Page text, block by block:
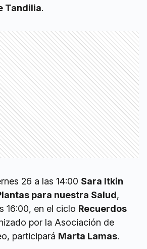
Tandilia.
26 a las 14:00 Sara Itkin
para nuestra Salud,
16:00, en el ciclo Recuerdos
por la Asociación de
participará Marta Lamas.